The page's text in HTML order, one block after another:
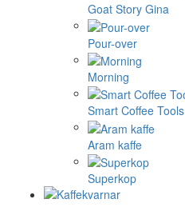
Goat Story Gina
Pour-over
Morning
Smart Coffee Tools
Aram kaffe
Superkop